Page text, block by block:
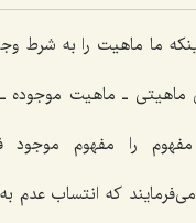
ما ماهیت را به شرط
ماهیتی ـ ماهیت موجوده
را مفهوم موجود
که انتساب عدم